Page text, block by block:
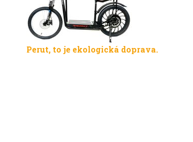
Perut, to je ekologická doprava.